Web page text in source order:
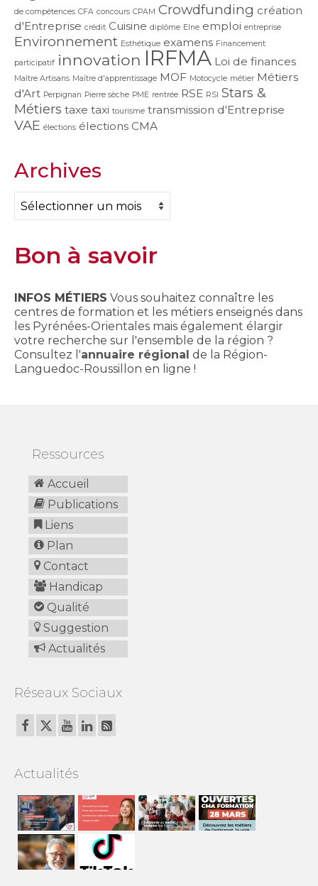
de compétences CFA concours CPAM Crowdfunding création
d'Entreprise crédit Cuisine diplôme Elne emploi entreprise
Environnement Esthétique examens Financement
participatif innovation IRFMA Loi de finances
Maître Artisans Maître d'apprentissage MOF Motocycle métier Métiers
d'Art Perpignan Pierre sèche PME rentrée RSE RSI Stars &
Métiers taxe taxi tourisme transmission d'Entreprise
VAE élections élections CMA
Archives
Archives
Bon à savoir
INFOS MÉTIERS Vous souhaitez connaître les
centres de formation et les métiers enseignés dans
les Pyrénées-Orientales mais également élargir
votre recherche sur l'ensemble de la région ?
Consultez l'annuaire régional de la Région-
Languedoc-Roussillon en ligne !
Ressources
Accueil
Publications
Liens
Plan
Contact
Handicap
Qualité
Suggestion
Actualités
Réseaux Sociaux
Actualités